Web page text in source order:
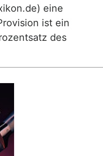
eine
ist ein
des